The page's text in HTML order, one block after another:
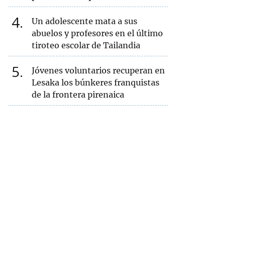
4
Un adolescente mata a sus
abuelos y profesores en el último
tiroteo escolar de Tailandia
5
Jóvenes voluntarios recuperan en
Lesaka los búnkeres franquistas
de la frontera pirenaica